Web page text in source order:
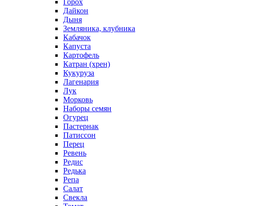
Горох
Дайкон
Дыня
Земляника, клубника
Кабачок
Капуста
Картофель
Катран (хрен)
Кукуруза
Лагенария
Лук
Морковь
Наборы семян
Огурец
Пастернак
Патиссон
Перец
Ревень
Редис
Редька
Репа
Салат
Свекла